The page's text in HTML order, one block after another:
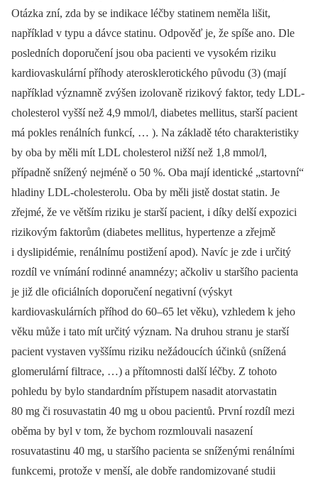
Otázka zní, zda by se indikace léčby statinem neměla lišit,
například v typu a dávce statinu. Odpověď je, že spíše ano. Dle
posledních doporučení jsou oba pacienti ve vysokém riziku
kardiovaskulární příhody aterosklerotického původu (3) (mají
například významně zvýšen izolovaně rizikový faktor, tedy LDL-
cholesterol vyšší než 4,9 mmol/l, diabetes mellitus, starší pacient
má pokles renálních funkcí, … ). Na základě této charakteristiky
by oba by měli mít LDL cholesterol nižší než 1,8 mmol/l,
případně snížený nejméně o 50 %. Oba mají identické „startovní“
hladiny LDL-cholesterolu. Oba by měli jistě dostat statin. Je
zřejmé, že ve větším riziku je starší pacient, i díky delší expozici
rizikovým faktorům (diabetes mellitus, hypertenze a zřejmě
i dyslipidémie, renálnímu postižení apod). Navíc je zde i určitý
rozdíl ve vnímání rodinné anamnézy; ačkoliv u staršího pacienta
je již dle oficiálních doporučení negativní (výskyt
kardiovaskulárních příhod do 60–65 let věku), vzhledem k jeho
věku může i tato mít určitý význam. Na druhou stranu je starší
pacient vystaven vyššímu riziku nežádoucích účinků (snížená
glomerulární filtrace, …) a přítomnosti další léčby. Z tohoto
pohledu by bylo standardním přístupem nasadit atorvastatin
80 mg či rosuvastatin 40 mg u obou pacientů. První rozdíl mezi
oběma by byl v tom, že bychom rozmlouvali nasazení
rosuvatastinu 40 mg, u staršího pacienta se sníženými renálními
funkcemi, protože v menší, ale dobře randomizované studii